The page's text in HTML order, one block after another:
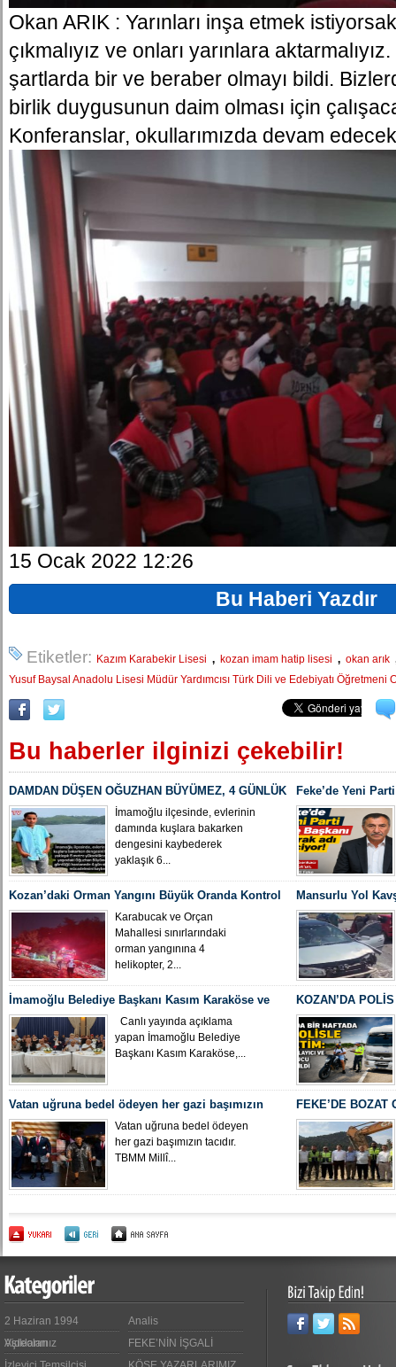
Okan ARIK : Yarınları inşa etmek
çıkmalıyız ve onları yarınlara
şartlarda bir ve beraber olmayı bildi.
birlik duygusunun daim olması için
Konferanslar, okullarımızda devam
15 Ocak 2022 12:26
Bu Haberi Yazdır
Etiketler: Kazım Karabekir Lisesi , kozan imam hatip lisesi , okan arık
Yusuf Baysal Anadolu Lisesi Müdür Yardımcısı Türk Dili ve Edebiyatı Öğretmeni
Bu haberler ilginizi çekebilir!
DAMDAN DÜŞEN OĞUZHAN BÜYÜMEZ, 4 GÜNLÜK
YAŞAM SAVAŞINI KAYBETTİİmamoğlu ilçesinde, evlerinin
damında kuşlara bakarken
dengesini kaybederek
yaklaşık 6...
Feke’de Yeni
İsmi Gündemde
Kozan’daki Orman Yangını Büyük Oranda Kontrol
Altına Alındı
Karabucak ve Orçan
Mahallesi sınırlarındaki
orman yangınına 4
helikopter, 2...
Mansurlu Yol
Yaralı
İmamoğlu Belediye Başkanı Kasım Karaköse ve
Ekibi CHP’den İstifa EdiyorCanlı yayında açıklama
yapan İmamoğlu Belediye
Başkanı Kasım Karaköse,...
KOZAN’DA
VE
Vatan uğruna bedel ödeyen her gazi başımızın
tacıdır.
Vatan uğruna bedel ödeyen
her gazi başımızın tacıdır.
TBMM Millî...
FEKE’DE BOZAT
ÇALIŞMALARI
2 Haziran 1994
Videoları
Analis
Aşıklarımız
FEKE’NİN İŞGALİ